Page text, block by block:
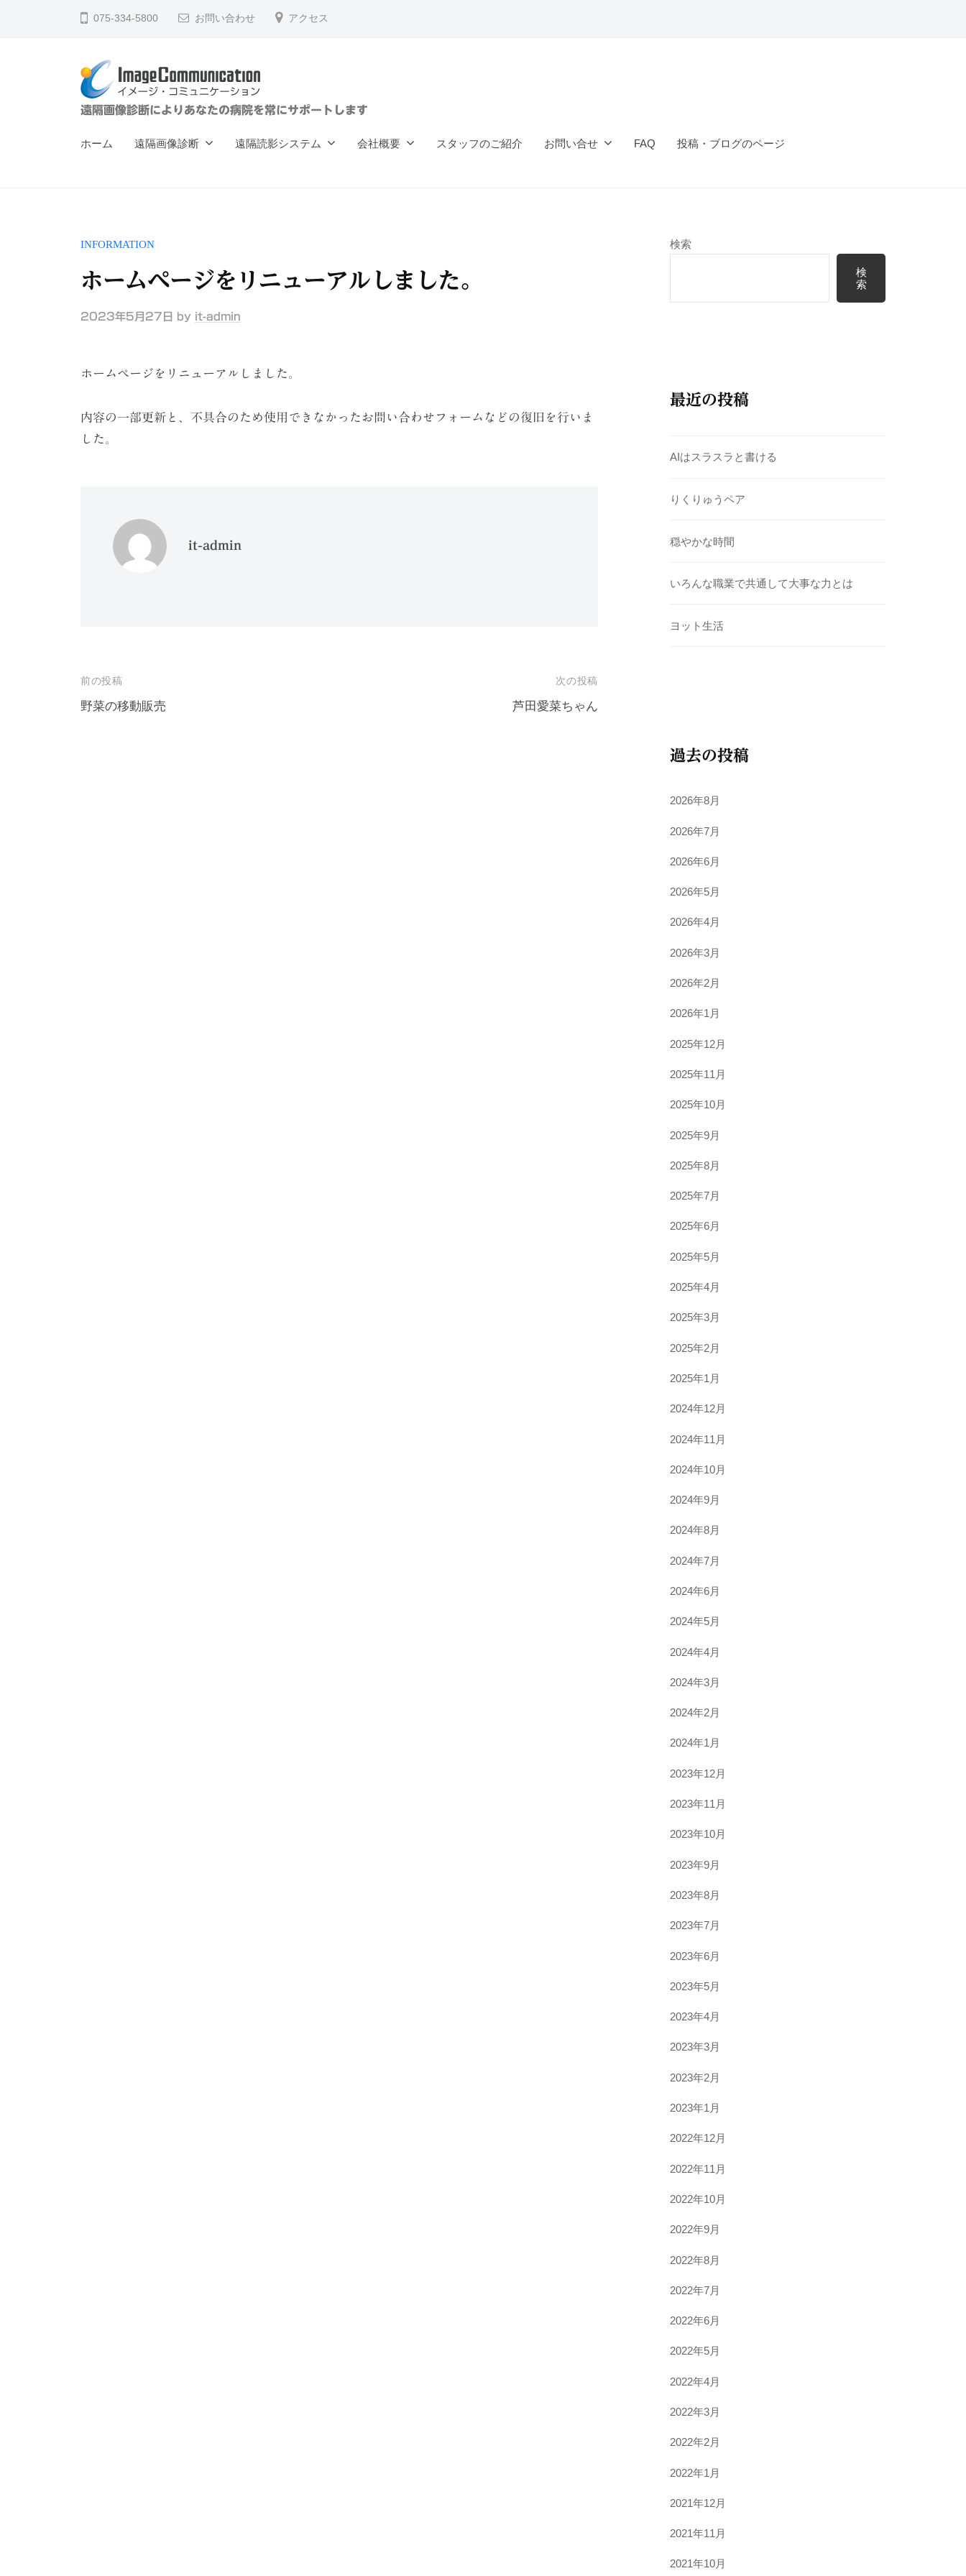
075-334-5800 お問い合わせ アクセス
イ
ミ
ュ
ケ
シ
ン
（
遠隔画像診断によりあなたの病院を常にサポートします
ホーム 遠隔画像診断 遠隔読影システム 会社概要 スタッフのご紹介 お問い合せ FAQ 投稿・ブログのページ
INFORMATION
ホームページをリニューアルしました。
2023年5月27日 by it-admin
ホームページをリニューアルしました。
内容の一部更新と、不具合のため使用できなかったお問い合わせフォームなどの復旧を行いま
した。
it-admin
投
稿
前の投稿
野菜の移動販売
次の投稿
芦田愛菜ちゃん
検索
検
索
最近の投稿
AIはスラスラと書ける
りくりゅうペア
穏やかな時間
いろんな職業で共通して大事な力とは
ヨット生活
過去の投稿
2026年8月
2026年7月
2026年6月
2026年5月
2026年4月
2026年3月
2026年2月
2026年1月
2025年12月
2025年11月
2025年10月
2025年9月
2025年8月
2025年7月
2025年6月
2025年5月
2025年4月
2025年3月
2025年2月
2025年1月
2024年12月
2024年11月
2024年10月
2024年9月
2024年8月
2024年7月
2024年6月
2024年5月
2024年4月
2024年3月
2024年2月
2024年1月
2023年12月
2023年11月
2023年10月
2023年9月
2023年8月
2023年7月
2023年6月
2023年5月
2023年4月
2023年3月
2023年2月
2023年1月
2022年12月
2022年11月
2022年10月
2022年9月
2022年8月
2022年7月
2022年6月
2022年5月
2022年4月
2022年3月
2022年2月
2022年1月
2021年12月
2021年11月
2021年10月
ジ
ミ
ュ
ケ
（
）